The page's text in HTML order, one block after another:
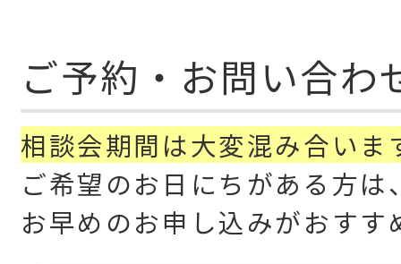
ご予約・お問い合わ
相談会期間は大変混み合いま
ご希望のお日にちがある方は
お早めのお申し込みがおすす